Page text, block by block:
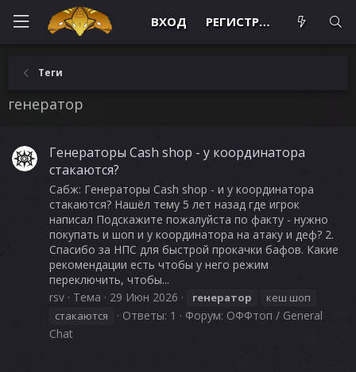
ВХОД РЕГИСТРАЦИЯ
Теги
генератор
Генераторы Cash shop - у координатора
стакаются?
Сабж: Генераторы Cash shop - и у координатора
стакаются? Нашёл тему 5 лет назад где игрок
написал Подскажите пожалуйста по факту - нужно
покупать и шоп и у координатора на атаку и деф? 2.
Спасибо за НПС для быстрой прокачки бафов. Какие
рекомендации есть чтобы у него режим
переключить, чтобы...
rsv
Тема 29 Июн 2026 генератор
кеш шоп
стакаются
Ответы: 1 Форум: ОФФтоп / General
Chat